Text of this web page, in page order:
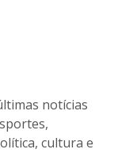
notícias
cultura e